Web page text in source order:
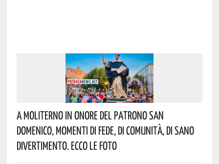
A Moliterno In Onore Del Patrono San
Domenico, Momenti Di Fede, Di Comunità, Di Sano
Divertimento. Ecco Le Foto